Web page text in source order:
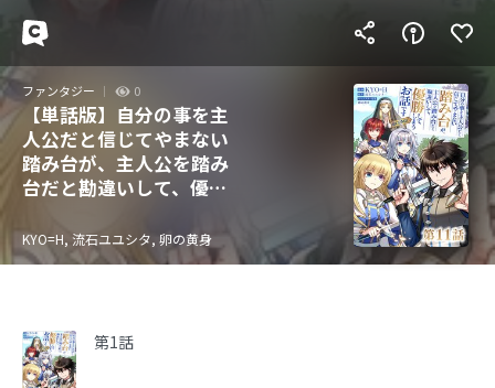
ファンタジー 0
【単話版】自分の事を主
人公だと信じてやまない
踏み台が、主人公を踏み
台だと勘違いして、優勝
@COMIC
KYO=H, 流石ユユシタ, 卵の黄身
第1話